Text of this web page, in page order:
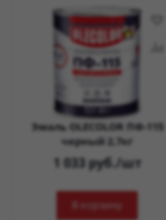
Эмаль OLECOLOR ПФ-115
черный 2,7кг
1 033 руб./шт
В корзину